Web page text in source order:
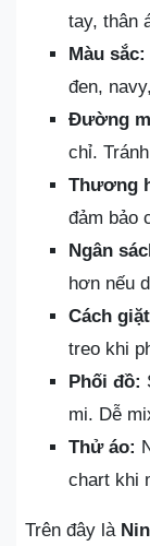
tay, thân
Màu sắc:
đen,
Đường
chỉ.
Thương
đảm bảo
Ngân
hơn nếu
Cách
treo khi
Phối đồ:
mi. Dễ
Thử áo:
chart khi
Trên đây là